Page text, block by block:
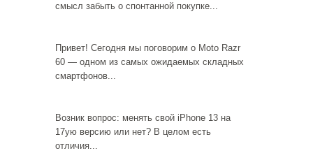
смысл забыть о спонтанной покупке...
Привет! Сегодня мы поговорим о Moto Razr
60 — одном из самых ожидаемых складных
смартфонов...
Возник вопрос: менять свой iPhone 13 на
17ую версию или нет? В целом есть
отличия...